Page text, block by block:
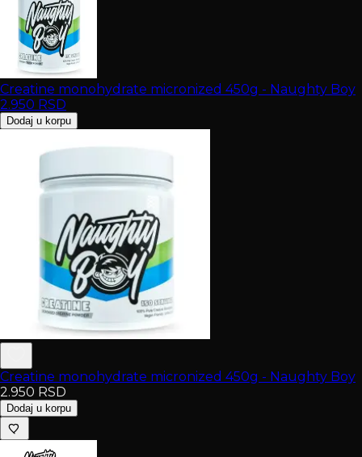
Creatine monohydrate micronized 450g - Naughty Boy
2.950 RSD
Dodaj u korpu
Creatine monohydrate micronized 450g - Naughty Boy
2.950 RSD
Dodaj u korpu